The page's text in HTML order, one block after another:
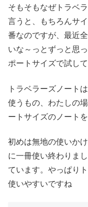
そもそもなぜトラベ
言うと、もちろんサ
番なのですが、最近
いな～っとずっと思
ポートサイズで試して
トラベラーズノート
使うもの、わたしの
ートサイズのノート
初めは無地の使いか
に一冊使い終わりま
ています。やっぱり
使いやすいですね